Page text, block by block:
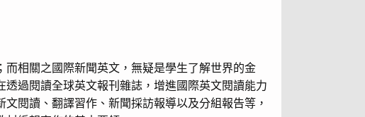
相關之國際新聞英文，無疑是學生了解世界的金
過閱讀全球英文報刊雜誌，增進國際英文閱讀能力
閱讀、翻譯習作、新聞採訪報導以及分組報告等，